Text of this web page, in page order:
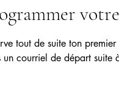
tout de suite ton
un courriel de départ suite